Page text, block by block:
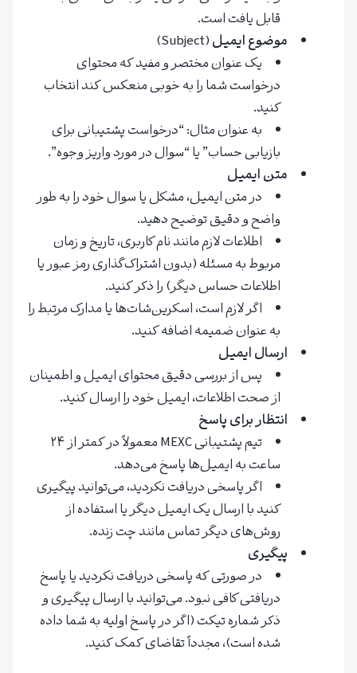
قابل یافت است.
موضوع ایمیل(Subject)
یک عنوان مختصر و مفید که محتوای
درخواست شما را به خوبی منعکس کند انتخاب
کنید.
به عنوان مثال: “درخواست پشتیبانی برای
بازیابی حساب” یا “سوال در مورد واریز وجوه”.
متن ایمیل
در متن ایمیل، مشکل یا سوال خود را به طور
واضح و دقیق توضیح دهید.
اطلاعات لازم مانند نام کاربری، تاریخ و زمان
مربوط به مسئله (بدون اشتراک‌گذاری رمز عبور یا
اطلاعات حساس دیگر) را ذکر کنید.
اگر لازم است، اسکرین‌شات‌ها یا مدارک مرتبط را
به عنوان ضمیمه اضافه کنید.
ارسال ایمیل
پس از بررسی دقیق محتوای ایمیل و اطمینان
از صحت اطلاعات، ایمیل خود را ارسال کنید.
انتظار برای پاسخ
تیم پشتیبانی MEXC معمولاً در کمتر از ۲۴
ساعت به ایمیل‌ها پاسخ می‌دهد.
اگر پاسخی دریافت نکردید، می‌توانید پیگیری
کنید با ارسال یک ایمیل دیگر یا استفاده از
روش‌های دیگر تماس مانند چت زنده.
پیگیری
در صورتی که پاسخی دریافت نکردید یا پاسخ
دریافتی کافی نبود. می‌توانید با ارسال پیگیری و
ذکر شماره تیکت (اگر در پاسخ اولیه به شما داده
شده است)، مجدداً تقاضای کمک کنید.